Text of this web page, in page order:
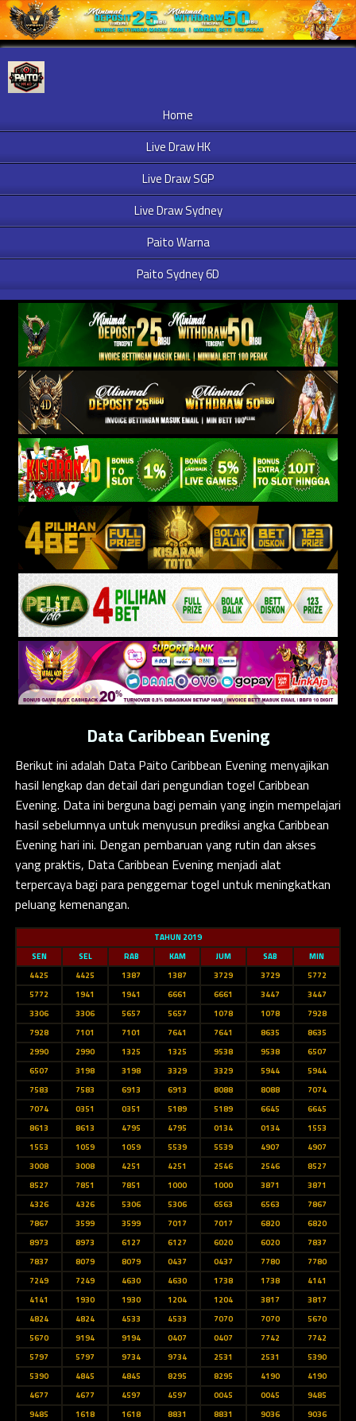
Home
Live Draw HK
Live Draw SGP
Live Draw Sydney
Paito Warna
Paito Sydney 6D
Data Caribbean Evening
Berikut ini adalah Data Paito Caribbean Eveningmenyajikan
hasil lengkap dan detail dari pengundian togel Caribbean
Evening. Data ini berguna bagi pemain yang ingin mempelajari
hasil sebelumnya untuk menyusun prediksi angka Caribbean
Evening hari ini. Dengan pembaruan yang rutin dan akses
yang praktis, Data Caribbean Evening menjadi alat
terpercaya bagi para penggemar togel untuk meningkatkan
peluang kemenangan.
TAHUN 2019
SEN
SEL RAB KAM JUM SAB
MIN
4425
4425 1387 1387 3729 3729
5772
5772
1941 1941 6661 6661 3447
3447
3306
3306 5657 5657 1078 1078
7928
7928
7101 7101 7641 7641 8635
8635
2990
2990 1325 1325 9538 9538
6507
6507
3198 3198 3329 3329 5944
5944
7583
7583 6913 6913 8088 8088
7074
7074
0351 0351 5189 5189 6645
6645
8613
8613 4795 4795 0134 0134
1553
1553
1059 1059 5539 5539 4907
4907
3008
3008 4251 4251 2546 2546
8527
8527
7851 7851 1000 1000 3871
3871
4326
4326 5306 5306 6563 6563
7867
7867
3599 3599 7017 7017 6820
6820
8973
8973 6127 6127 6020 6020
7837
7837
8079 8079 0437 0437 7780
7780
7249
7249 4630 4630 1738 1738
4141
4141
1930 1930 1204 1204 3817
3817
4824
4824 4533 4533 7070 7070
5670
5670
9194 9194 0407 0407 7742
7742
5797
5797 9734 9734 2531 2531
5390
5390
4845 4845 8295 8295 4190
4190
4677
4677 4597 4597 0045 0045
9485
9485
1618 1618 8831 8831 9036
9036